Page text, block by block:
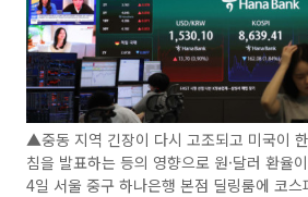
▲중동 지역 긴장이 다시 고조되고 미국이
침을 발표하는 등의 영향으로 원·달러 환율
4일 서울 중구 하나은행 본점 딜링룸에 코스